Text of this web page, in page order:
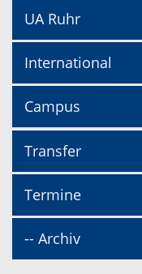
UA Ruhr
International
Campus
Transfer
Termine
-- Archiv